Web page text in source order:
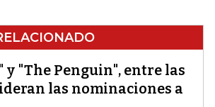
y "The Penguin", entre las
las nominaciones a